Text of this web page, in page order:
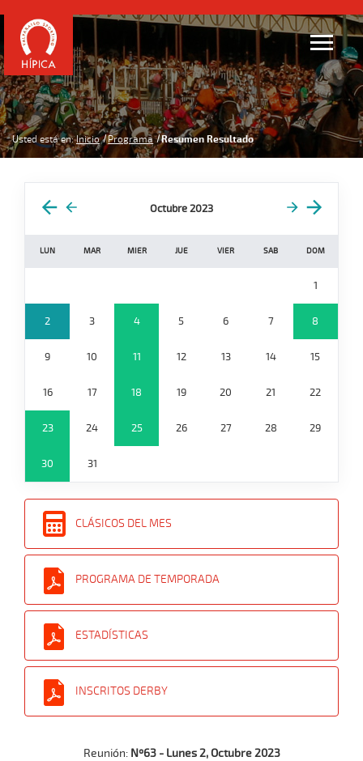
Usted está en: Inicio Programa Resumen Resultado
Octubre 2023
LUN MAR MIER JUE VIER SAB DOM
1
2 3 4 5 6 7 8
9 10 11 12 13 14 15
16 17 18 19 20 21 22
23 24 25 26 27 28 29
30 31
CLÁSICOS DEL MES
PROGRAMA DE TEMPORADA
ESTADÍSTICAS
INSCRITOS DERBY
Reunión: Nº63 - Lunes 2, Octubre 2023